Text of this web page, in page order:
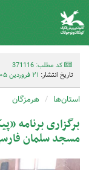
کد مطلب: 371116
تاریخ انتشار: ۲۱ فروردین ۱۴۰۵ - ۲۲:۵۰
استان‌ها هرمزگان
برگزاری برنامه
مسجد سلمان